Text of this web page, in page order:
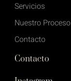
Servicios
Nuestro Proceso
Contacto
Contacto